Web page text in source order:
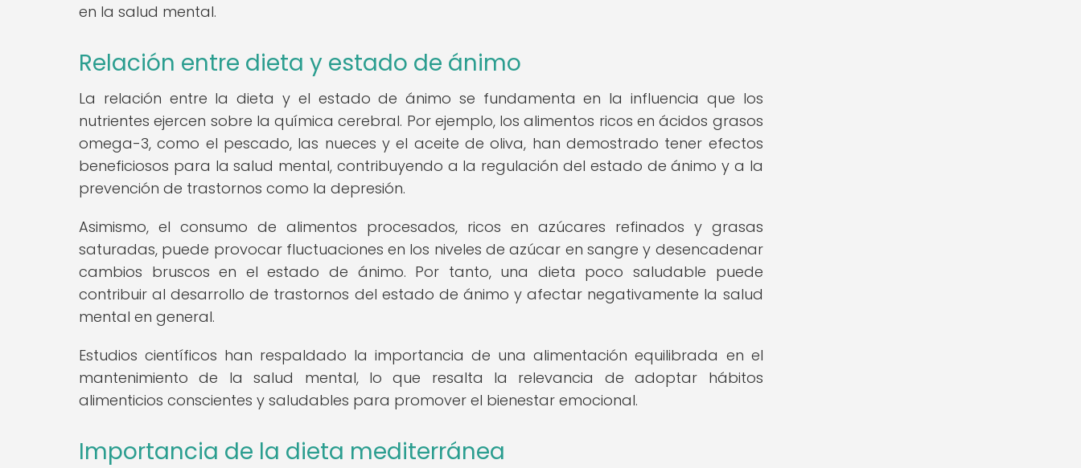
en la salud mental.
Relación entre dieta y estado de ánimo
La relación entre la dieta y el estado de ánimo se fundamenta en la influencia que los
nutrientes ejercen sobre la química cerebral. Por ejemplo, los alimentos ricos en ácidos grasos
omega-3, como el pescado, las nueces y el aceite de oliva, han demostrado tener efectos
beneficiosos para la salud mental, contribuyendo a la regulación del estado de ánimo y a la
prevención de trastornos como la depresión.
Asimismo, el consumo de alimentos procesados, ricos en azúcares refinados y grasas
saturadas, puede provocar fluctuaciones en los niveles de azúcar en sangre y desencadenar
cambios bruscos en el estado de ánimo. Por tanto, una dieta poco saludable puede
contribuir al desarrollo de trastornos del estado de ánimo y afectar negativamente la salud
mental en general.
Estudios científicos han respaldado la importancia de una alimentación equilibrada en el
mantenimiento de la salud mental, lo que resalta la relevancia de adoptar hábitos
alimenticios conscientes y saludables para promover el bienestar emocional.
Importancia de la dieta mediterránea